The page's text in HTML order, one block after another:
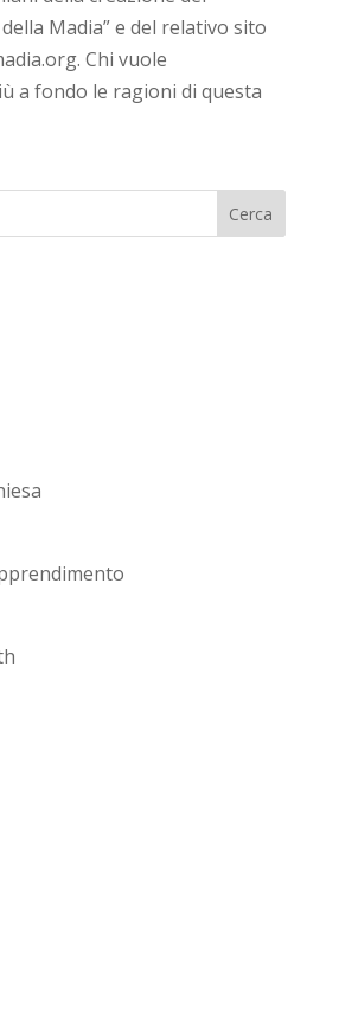
Madia” e del relativo sito
Chi vuole
a fondo le ragioni di questa
Cerca